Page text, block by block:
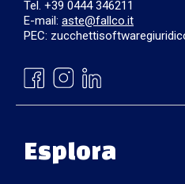
Tel. +39 0444 346211
E-mail: aste@fallco.it
PEC:
Esplora